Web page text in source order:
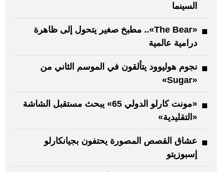
السينما
«The Bear».. مطبخ صغير يتحول إلى ظاهرة
درامية عالمية
نجوم هوليوود يتألقون في الموسم الثاني من
«Sugar»
«مونت كارلو الدولي 65» يبحث مستقبل الشاشة
«التقليدية»
عشاق القصص المصورة يحتفون بجيانكارلو
إسبوزيتو